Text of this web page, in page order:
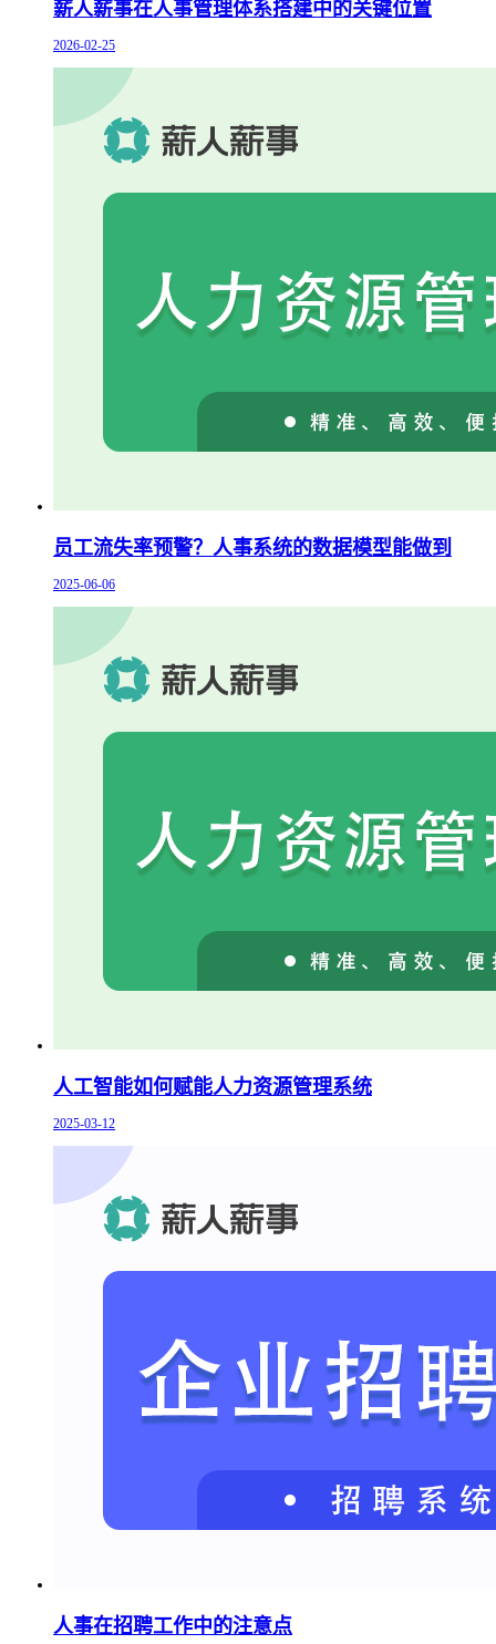
薪人薪事在人事管理体系搭建中的关键位置
2026-02-25
员工流失率预警？人事系统的数据模型能做到
2025-06-06
人工智能如何赋能人力资源管理系统
2025-03-12
人事在招聘工作中的注意点